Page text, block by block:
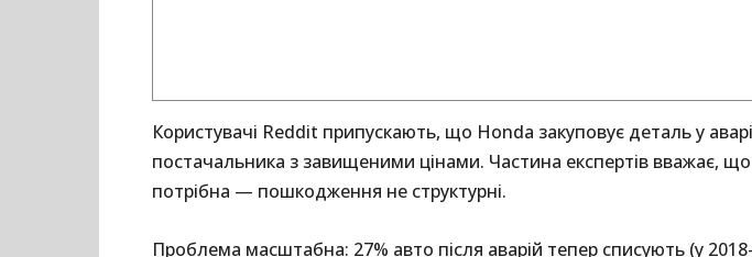
Користувачі Reddit припускають, що Honda закуповує деталь у
постачальника з завищеними цінами. Частина експертів вважає, що
потрібна — пошкодження не структурні.
Проблема масштабна: 27% авто після аварій тепер списують (у